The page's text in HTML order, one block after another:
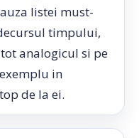
listei must-
timpului,
analogicul si pe
in
de la ei.